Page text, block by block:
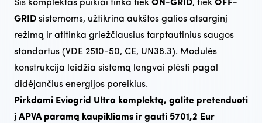
Šis komplektas puikiai tinka tiek ON-GRID, tiek OFF-
GRID sistemoms, užtikrina aukštos galios atsarginį
režimą ir atitinka griežčiausius tarptautinius saugos
standartus (VDE 2510-50, CE, UN38.3)​. Modulės
konstrukcija leidžia sistemą lengvai plėsti pagal
didėjančius energijos poreikius.
Pirkdami Eviogrid Ultra komplektą, galite pretenduoti
į APVA paramą kaupikliams ir gauti 5701,2 Eur